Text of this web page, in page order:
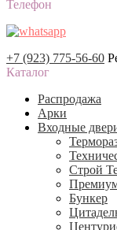
Телефон
+7 (923) 775-56-60
Каталог
Распродажа
Арки
Входные
Строй
Бункер